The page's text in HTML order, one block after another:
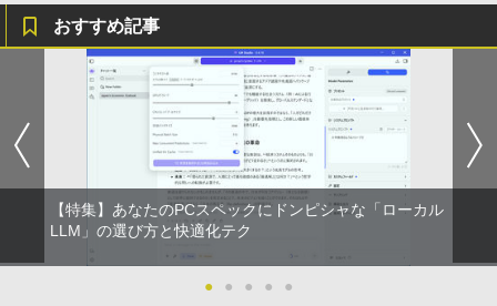
おすすめ記事
【特集】あなたのPCスペックにドンピシャな「ローカル
LLM」の選び方と快適化テク
● ● ● ● ●